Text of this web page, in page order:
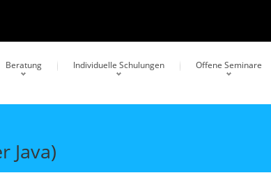
Beratung Individuelle Schulungen Offene Seminare
Java)